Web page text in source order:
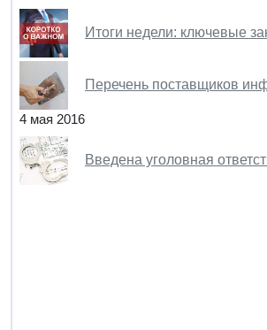
Итоги недели: ключевые
Перечень поставщиков
4 мая 2016
Введена уголовная